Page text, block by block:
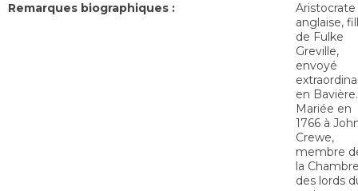
Remarques biographiques :
Aristocrate
anglaise,
de Fulke
Greville,
envoyé
en Bavière.
Mariée en
1766 à
Crewe,
membre
la
des lords